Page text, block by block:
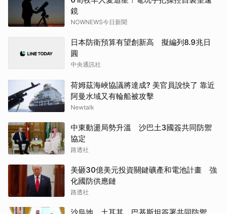
鏡
NOWNEWS今日新聞
日本防衛預算有望創新高 擬編列8.9兆日
圓
中央通訊社
荷姆茲海峽協議將達成? 美官員說快了 靠近
阿曼水域又有輪船被攻擊
Newtalk
中東動盪局勢升溫 沙巴土3國簽共同防禦
協定
路透社
美砸30億美元投資關鍵礦產和電池計畫 強
化國防供應鏈
路透社